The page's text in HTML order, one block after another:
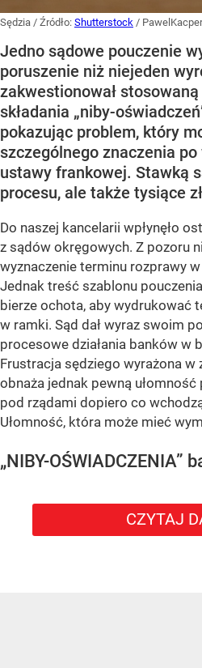
Sędzia / Źródło: Shutterstock /
Jedno sądowe pouczenie
poruszenie niż niejeden
zakwestionował
składania „niby-
pokazując problem, który
szczególnego znaczenia
ustawy frankowej. Stawką
procesu, ale także tysiące
Do naszej kancelarii wpłynęło
z sądów okręgowych. Z pozoru
wyznaczenie terminu rozprawy
Jednak treść szablonu
bierze ochota, aby wydrukować
w ramki. Sąd dał wyraz swoim
procesowe działania banków w
Frustracja sędziego wyrażona w
obnaża jednak pewną
pod rządami dopiero co
Ułomność, która może mieć
„NIBY-OŚWIADCZENIA”
CZYTAJ